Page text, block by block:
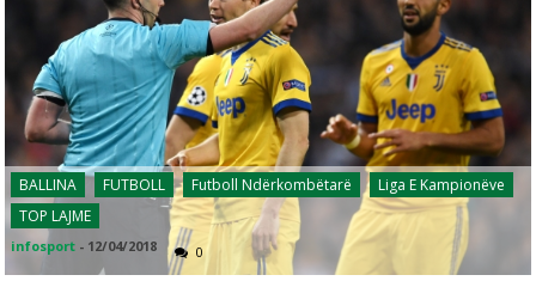
BALLINA FUTBOLL Futboll Ndërkombëtarë
Liga E Kampionëve
TOP LAJME
infosport - 12/04/2018 0